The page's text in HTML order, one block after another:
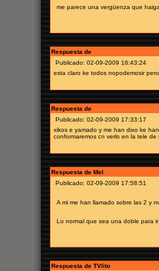
me parece una vergüenza que
Respuesta de
Publicado: 02-09-2009 16:43:24
esta claro ke todos nopodemosir
Respuesta de
Publicado: 02-09-2009 17:33:17
xikos e yamado y me han dixo ke
conformaremos cn verlo en la tele
Respuesta de Mel
Publicado: 02-09-2009 17:58:51
A mi me han llamado sobre las 2 y
Lo normal que sea una doble para
Respuesta de TVlito